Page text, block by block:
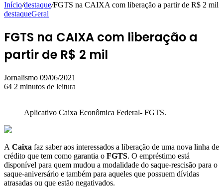
Início/destaque/FGTS na CAIXA com liberação a partir de R$ 2 mil
destaqueGeral
FGTS na CAIXA com liberação a
partir de R$ 2 mil
Jornalismo Mande
um
09/06/2021
64 2 minutos de leitura
Aplicativo Caixa Econômica Federal- FGTS.
A Caixa faz saber aos interessados a liberação de uma nova linha de
crédito que tem como garantia o FGTS. O empréstimo está
disponível para quem mudou a modalidade do saque-rescisão para o
saque-aniversário e também para aqueles que possuem dívidas
atrasadas ou que estão negativados.